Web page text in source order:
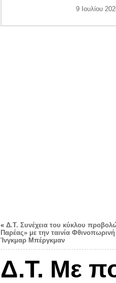
9 Ιουλίου
« Δ.Τ. Συνέχεια του κύκλου
Παρέας» με την ταινία
Ίνγκμαρ Μπέργκμαν
Δ.Τ. Με